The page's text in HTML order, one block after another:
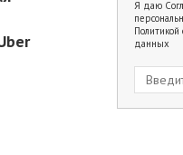
Я даю
Политикой
данных